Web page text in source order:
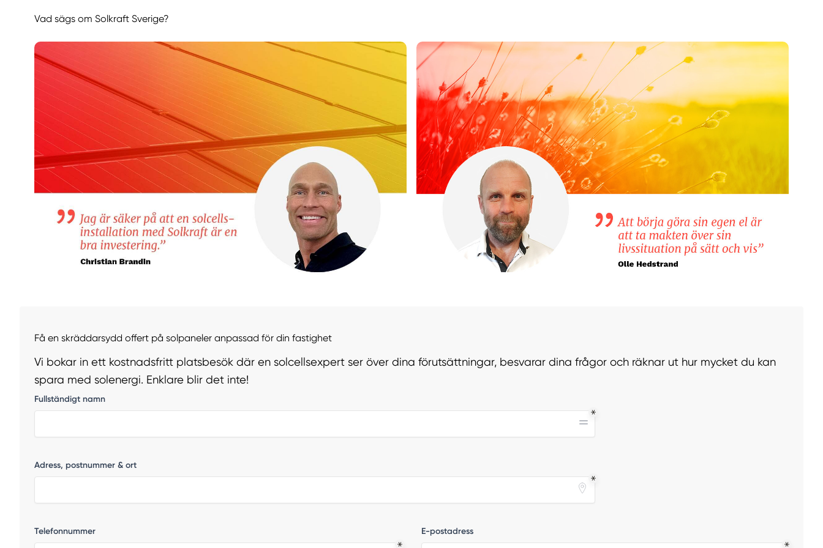
Vad sägs om Solkraft Sverige?
Få en skräddarsydd offert på solpaneler anpassad för din fastighet
Vi bokar in ett kostnadsfritt platsbesök där en solcellsexpert ser över dina förutsättningar, besvarar dina frågor och räknar ut hur mycket du kan
spara med solenergi. Enklare blir det inte!
Fullständigt namn
Adress, postnummer & ort
Telefonnummer E-postadress